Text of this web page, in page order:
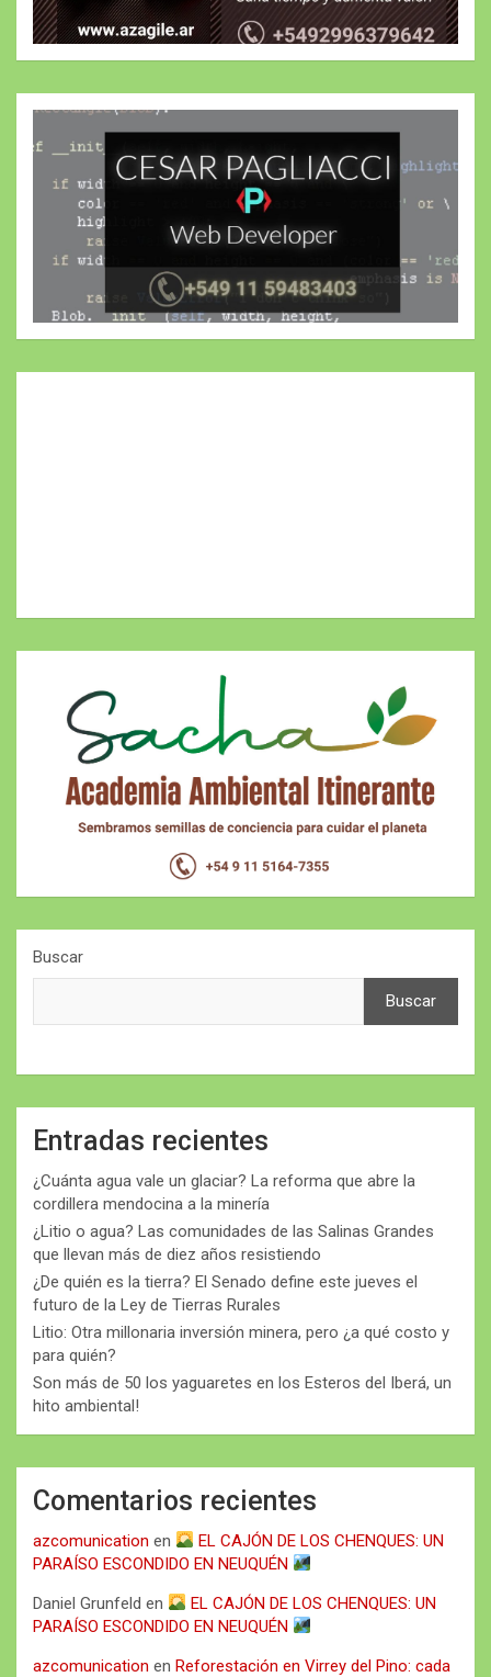
Buscar
Buscar
Entradas recientes
¿Cuánta agua vale un glaciar? La reforma que abre la
cordillera mendocina a la minería
¿Litio o agua? Las comunidades de las Salinas Grandes
que llevan más de diez años resistiendo
¿De quién es la tierra? El Senado define este jueves el
futuro de la Ley de Tierras Rurales
Litio: Otra millonaria inversión minera, pero ¿a qué costo y
para quién?
Son más de 50 los yaguaretes en los Esteros del Iberá, un
hito ambiental!
Comentarios recientes
azcomunication en
EL CAJÓN DE LOS CHENQUES: UN
PARAÍSO ESCONDIDO EN NEUQUÉN
Daniel Grunfeld en
EL CAJÓN DE LOS CHENQUES: UN
PARAÍSO ESCONDIDO EN NEUQUÉN
azcomunication en Reforestación en Virrey del Pino: cada